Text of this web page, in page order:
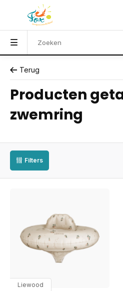
Terug
Producten
zwemring
Filters
Liewood